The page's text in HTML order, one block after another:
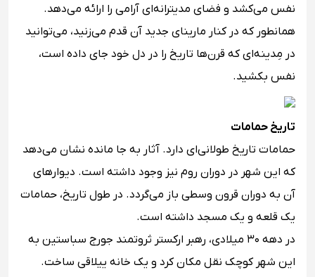
نفس می‌کشد و فضای مدیترانه‌ای آرامی را ارائه می‌دهد.
همانطور که در کنار مارینای جدید آن قدم می‌زنید، می‌توانید
در مِدینه‌ای که قرن‌ها تاریخ را در دل خود جای داده است،
نفس بکشید.
تاریخ حمامات
حمامات تاریخ طولانی‌ای دارد. آثار به جا مانده نشان می‌دهد
که این شهر در دوران روم نیز وجود داشته است. دیوارهای
آن به دوران قرون وسطی باز می‌گردد. در طول تاریخ، حمامات
یک قلعه و یک مسجد داشته است.
در دهه ۳۰ میلادی، رهبر ارکستر ثروتمند جورج سباستین به
این شهر کوچک نقل مکان کرد و یک خانه ییلاقی ساخت.